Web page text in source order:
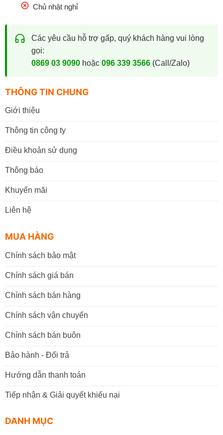
Chủ nhật nghỉ
Các yêu cầu hỗ trợ gấp, quý khách hàng vui lòng
gọi:
0869 03 9090hoặc 096 339 3566(Call/Zalo)
THÔNG TIN CHUNG
Giới thiệu
Thông tin công ty
Điều khoản sử dụng
Thông báo
Khuyến mãi
Liên hệ
MUA HÀNG
Chính sách bảo mật
Chính sách giá bán
Chính sách bán hàng
Chính sách vận chuyển
Chính sách bán buôn
Bảo hành - Đổi trả
Hướng dẫn thanh toán
Tiếp nhận & Giải quyết khiếu nại
DANH MỤC